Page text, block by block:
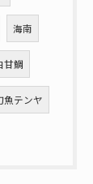
海南
甘鯛
魚テンヤ